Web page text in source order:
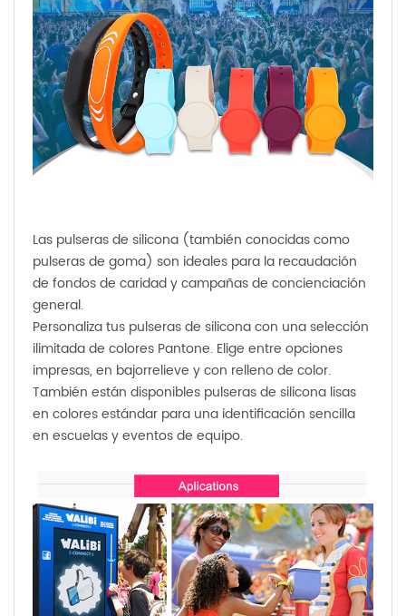
Las pulseras de silicona (también conocidas como
pulseras de goma) son ideales para la recaudación
de fondos de caridad y campañas de concienciación
general.
Personaliza tus pulseras de silicona con una selección
ilimitada de colores Pantone. Elige entre opciones
impresas, en bajorrelieve y con relleno de color.
También están disponibles pulseras de silicona lisas
en colores estándar para una identificación sencilla
en escuelas y eventos de equipo.